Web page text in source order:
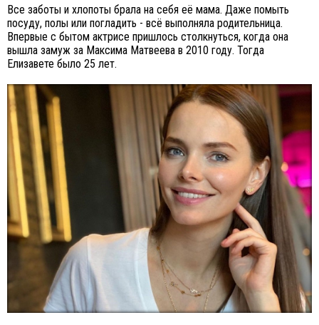
Все заботы и хлопоты брала на себя её мама. Даже помыть
посуду, полы или погладить - всё выполняла родительница.
Впервые с бытом актрисе пришлось столкнуться, когда она
вышла замуж за Максима Матвеева в 2010 году. Тогда
Елизавете было 25 лет.